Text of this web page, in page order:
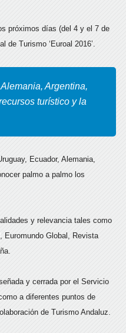
próximos días (del 4 y el 7 de
de Turismo ‘Euroal 2016’.
Argentina,
turístico y la
Ecuador, Alemania,
palmo a palmo los
y relevancia tales como
Euromundo Global, Revista
y cerrada por el Servicio
a diferentes puntos de
de Turismo Andaluz.